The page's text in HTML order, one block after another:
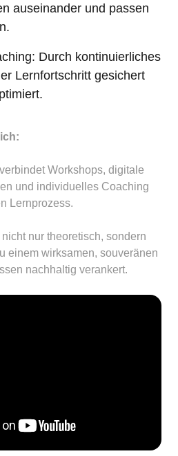
auseinander und passen
Durch kontinuierliches
Lernfortschritt gesichert
Workshops, digitale
und individuelles Coaching
Lernprozess.
nur theoretisch, sondern
einem wirksamen, souveränen
nachhaltig verankert.